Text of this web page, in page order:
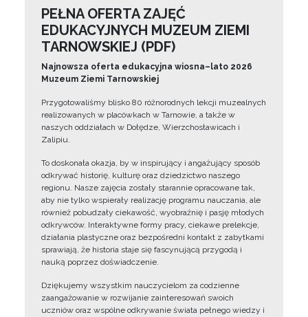
PEŁNA OFERTA ZAJĘĆ
EDUKACYJNYCH MUZEUM ZIEMI
TARNOWSKIEJ (PDF)
Najnowsza oferta edukacyjna wiosna–lato 2026
Muzeum Ziemi Tarnowskiej
Przygotowaliśmy blisko 80 różnorodnych lekcji muzealnych
realizowanych w placówkach w Tarnowie, a także w
naszych oddziałach w Dołędze, Wierzchosławicach i
Zalipiu.
To doskonała okazja, by w inspirujący i angażujący sposób
odkrywać historię, kulturę oraz dziedzictwo naszego
regionu. Nasze zajęcia zostały starannie opracowane tak,
aby nie tylko wspierały realizację programu nauczania, ale
również pobudzały ciekawość, wyobraźnię i pasję młodych
odkrywców. Interaktywne formy pracy, ciekawe prelekcje,
działania plastyczne oraz bezpośredni kontakt z zabytkami
sprawiają, że historia staje się fascynującą przygodą i
nauką poprzez doświadczenie.
Dziękujemy wszystkim nauczycielom za codzienne
zaangażowanie w rozwijanie zainteresowań swoich
uczniów oraz wspólne odkrywanie świata pełnego wiedzy i